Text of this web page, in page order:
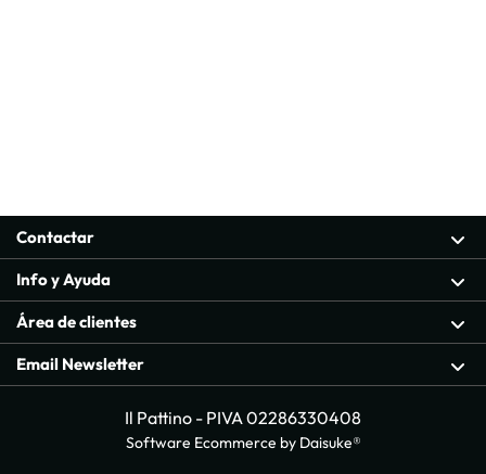
Contactar
Info y Ayuda
Área de clientes
Email Newsletter
Il Pattino - PIVA 02286330408
Software Ecommerce by Daisuke®